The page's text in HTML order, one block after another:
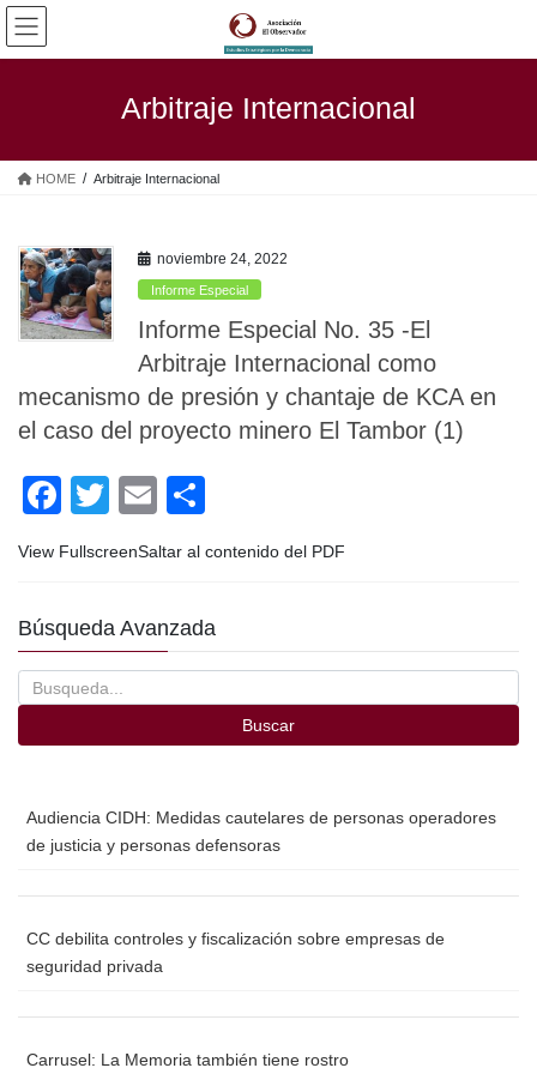
Saltar
contenido
Saltar
la
Arbitraje Internacional
HOME Arbitraje Internacional
noviembre 24, 2022
Informe Especial
Informe Especial No. 35 -El
Arbitraje Internacional como
mecanismo de presión y chantaje de KCA en
el caso del proyecto minero El Tambor (1)
F
a
c
b
o
T
wi
tt
er
E
m
ail m
ar
View FullscreenSaltar al contenido del PDF
Búsqueda Avanzada
Buscar
Audiencia CIDH: Medidas cautelares de personas operadores
de justicia y personas defensoras
CC debilita controles y fiscalización sobre empresas de
seguridad privada
Carrusel: La Memoria también tiene rostro